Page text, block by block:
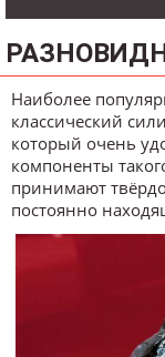
Наиболее
классический
который очень
компоненты
принимают
постоянно